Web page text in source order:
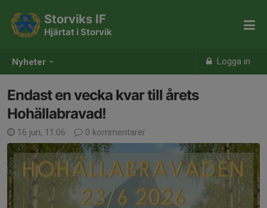
Nyheter Logga in
Storviks IF
Hjärtat i Storvik
Endast en vecka kvar till årets
Hohällabravad!
16 jun, 11:06 0 kommentarer